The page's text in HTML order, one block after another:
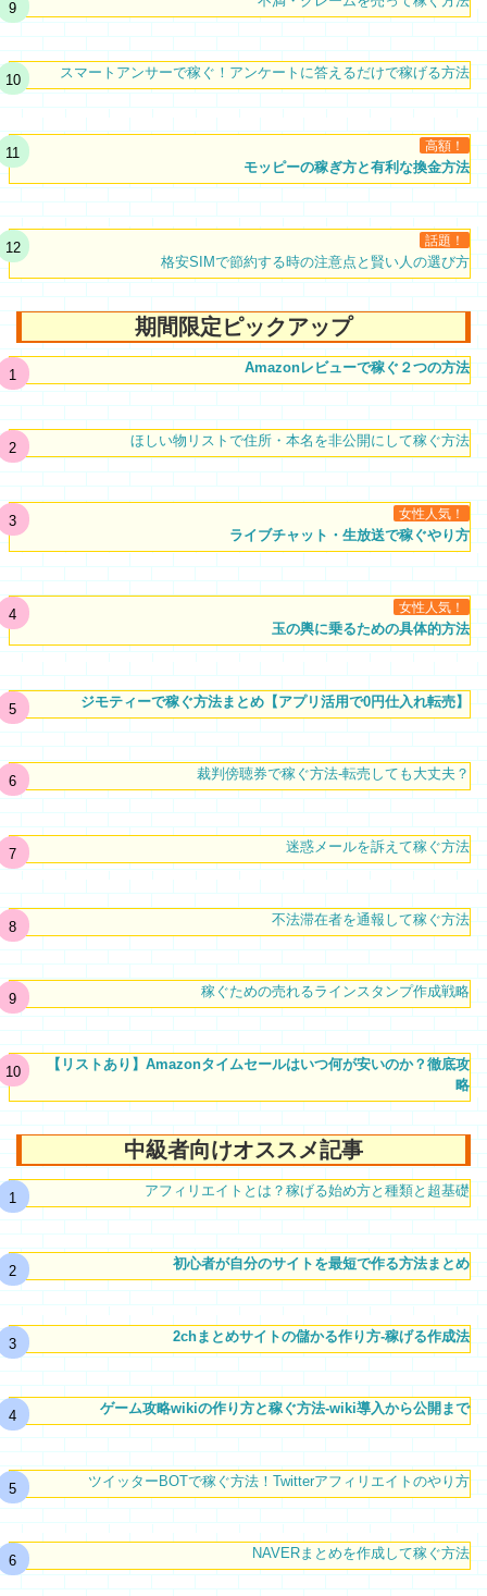
スマートアンサーで稼ぐ！アンケートに答えるだけで稼げる方法
高額！
モッピーの稼ぎ方と有利な換金方法
話題！
格安SIMで節約する時の注意点と賢い人の選び方
期間限定ピックアップ
Amazonレビューで稼ぐ２つの方法
ほしい物リストで住所・本名を非公開にして稼ぐ方法
女性人気！
ライブチャット・生放送で稼ぐやり方
女性人気！
玉の輿に乗るための具体的方法
ジモティーで稼ぐ方法まとめ【アプリ活用で0円仕入れ転売】
裁判傍聴券で稼ぐ方法-転売しても大丈夫？
迷惑メールを訴えて稼ぐ方法
不法滞在者を通報して稼ぐ方法
稼ぐための売れるラインスタンプ作成戦略
【リストあり】Amazonタイムセールはいつ何が安いのか？徹底攻
略
中級者向けオススメ記事
アフィリエイトとは？稼げる始め方と種類と超基礎
初心者が自分のサイトを最短で作る方法まとめ
2chまとめサイトの儲かる作り方-稼げる作成法
ゲーム攻略wikiの作り方と稼ぐ方法-wiki導入から公開まで
ツイッターBOTで稼ぐ方法！Twitterアフィリエイトのやり方
NAVERまとめを作成して稼ぐ方法